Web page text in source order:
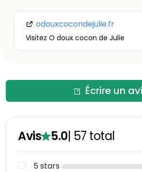
odouxcocondejulie.fr
Visitez O doux cocon de Julie
Écrire un
Avis 5.0| 57 total
5 stars